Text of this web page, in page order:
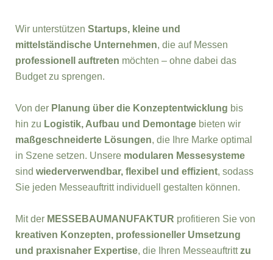
Wir unterstützen Startups, kleine und
mittelständische Unternehmen, die auf Messen
professionell auftreten möchten – ohne dabei das
Budget zu sprengen.
Von der Planung über die Konzeptentwicklung bis
hin zu Logistik, Aufbau und Demontage bieten wir
maßgeschneiderte Lösungen, die Ihre Marke optimal
in Szene setzen. Unsere modularen Messesysteme
sind wiederverwendbar, flexibel und effizient, sodass
Sie jeden Messeauftritt individuell gestalten können.
Mit der MESSEBAUMANUFAKTUR profitieren Sie von
kreativen Konzepten, professioneller Umsetzung
und praxisnaher Expertise, die Ihren Messeauftrittzu